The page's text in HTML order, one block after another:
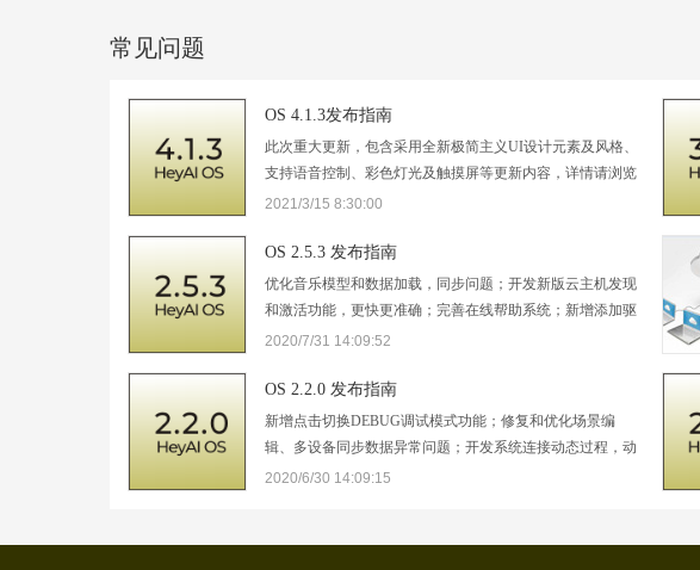
常见问题
OS 4.1.3发布指南
此次重大更新，包含采用全新极简主义UI设计元素及风格、
支持语音控制、彩色灯光及触摸屏等更新内容，详情请浏览
正文。
2021/3/15 8:30:00
OS 2.5.3 发布指南
优化音乐模型和数据加载，同步问题；开发新版云主机发现
和激活功能，更快更准确；完善在线帮助系统；新增添加驱
动“如何添加”，可直接使用手机扫描即可显示在线帮助；解
2020/7/31 14:09:52
OS 2.2.0 发布指南
新增点击切换DEBUG调试模式功能；修复和优化场景编
辑、多设备同步数据异常问题；开发系统连接动态过程，动
态显示整个连接的9个步骤，实际效果以倒数形式形象展示
2020/6/30 14:09:15